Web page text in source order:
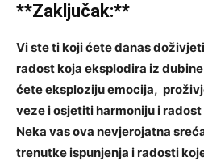
**Zaključak:**
Vi ste ti koji ćete danas
radost koja eksplodira iz
ćete eksploziju emocija,
veze i osjetiti harmoniju i
Neka vas ova nevjerojatna
trenutke ispunjenja i radosti